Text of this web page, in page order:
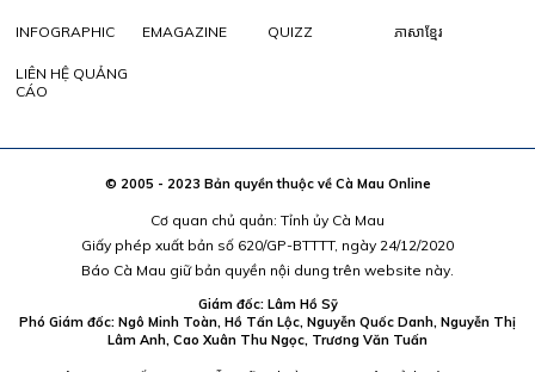
INFOGRAPHIC EMAGAZINE QUIZZ ភាសាខ្មែរ
LIÊN HỆ QUẢNG
CÁO
© 2005 - 2023 Bản quyền thuộc về Cà Mau Online
Cơ quan chủ quản: Tỉnh ủy Cà Mau
Giấy phép xuất bản số 620/GP-BTTTT, ngày 24/12/2020
Báo Cà Mau giữ bản quyền nội dung trên website này.
Giám đốc: Lâm Hồ Sỹ
Phó Giám đốc: Ngô Minh Toàn, Hồ Tấn Lộc, Nguyễn Quốc Danh, Nguyễn Thị
Lâm Anh, Cao Xuân Thu Ngọc, Trương Văn Tuấn